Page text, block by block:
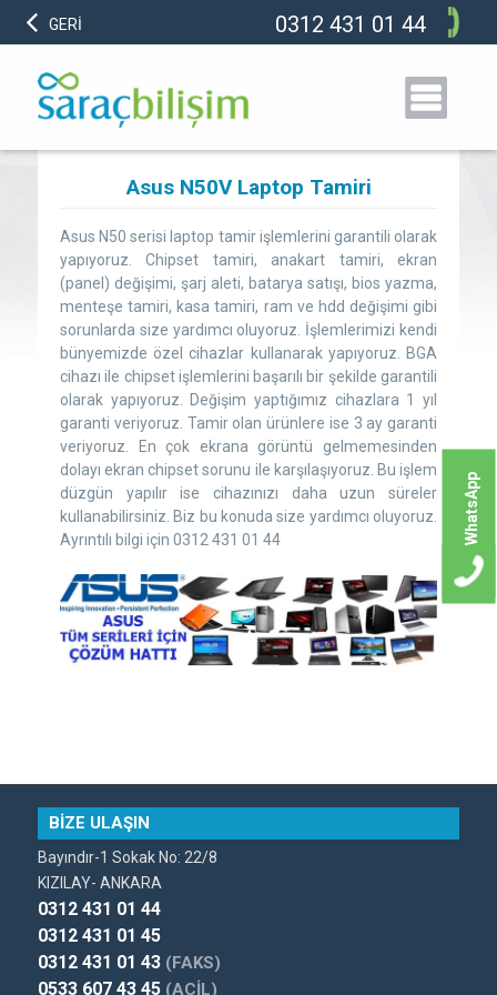
GERİ 0312 431 01 44
Asus N50V Laptop Tamiri
Asus N50 serisi laptop tamir işlemlerini garantili olarak
yapıyoruz. Chipset tamiri, anakart tamiri, ekran
(panel) değişimi, şarj aleti, batarya satışı, bios yazma,
menteşe tamiri, kasa tamiri, ram ve hdd değişimi gibi
sorunlarda size yardımcı oluyoruz. İşlemlerimizi kendi
bünyemizde özel cihazlar kullanarak yapıyoruz. BGA
cihazı ile chipset işlemlerini başarılı bir şekilde garantili
olarak yapıyoruz. Değişim yaptığımız cihazlara 1 yıl
garanti veriyoruz. Tamir olan ürünlere ise 3 ay garanti
veriyoruz. En çok ekrana görüntü gelmemesinden
dolayı ekran chipset sorunu ile karşılaşıyoruz. Bu işlem
düzgün yapılır ise cihazınızı daha uzun süreler
kullanabilirsiniz. Biz bu konuda size yardımcı oluyoruz.
Ayrıntılı bilgi için 0312 431 01 44
BİZE ULAŞIN
Bayındır-1 Sokak No: 22/8
KIZILAY- ANKARA
0312 431 01 44
0312 431 01 45
0312 431 01 43 (FAKS)
0533 607 43 45 (ACİL)
WhatsApp